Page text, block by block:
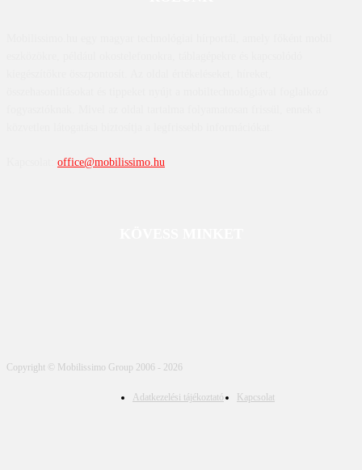
office@mobilissimo.hu
Copyright © Mobilissimo Group 2006 - 2026
Adatkezelési tájékoztató Kapcsolat